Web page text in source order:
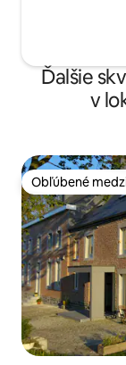
Ďalšie
v
Obľúbené
Obľúbené